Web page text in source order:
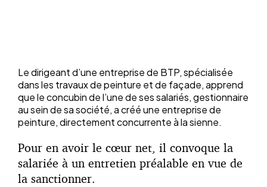
Le dirigeant d’une entreprise de BTP, spécialisée
dans les travaux de peinture et de façade, apprend
que le concubin de l’une de ses salariés, gestionnaire
au sein de sa société, a créé une entreprise de
peinture, directement concurrente à la sienne.
Pour en avoir le cœur net, il convoque la
salariée à un entretien préalable en vue de
la sanctionner.